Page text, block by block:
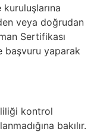
veya doğrudan
Sertifikası
başvuru yaparak
kontrol
bakılır.